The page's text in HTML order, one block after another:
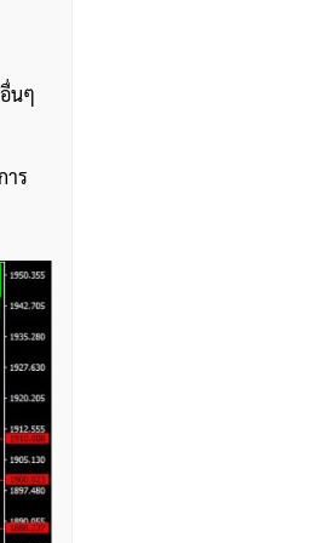
นๆ
าร